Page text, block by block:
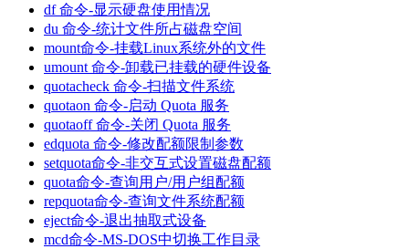
df 命令-显示硬盘使用情况
du 命令-统计文件所占磁盘空间
mount命令-挂载Linux系统外的文件
umount 命令-卸载已挂载的硬件设备
quotacheck 命令-扫描文件系统
quotaon 命令-启动 Quota 服务
quotaoff 命令-关闭 Quota 服务
edquota 命令-修改配额限制参数
setquota命令-非交互式设置磁盘配额
quota命令-查询用户/用户组配额
repquota命令-查询文件系统配额
eject命令-退出抽取式设备
mcd命令-MS-DOS中切换工作目录